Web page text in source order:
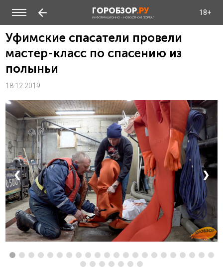
ГОРОБЗОР.РУ
ИНФОРМАЦИОННО - НОВОСТНОЙ ПОРТАЛ
18+
Уфимские спасатели провели
мастер-класс по спасению из
полыньи
18.12.2019
❮ ❯